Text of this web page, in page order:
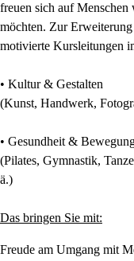
freuen sich auf Menschen
möchten. Zur
motivierte Kursleitungen
• Kultur & Gestalten
(Kunst, Handwerk,
• Gesundheit &
(Pilates, Gymnastik,
ä.)
Das bringen Sie mit:
Freude am Umgang mit